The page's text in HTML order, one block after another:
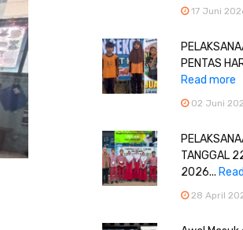
17 Juni
PENTAS
Read more
02 Juni
TANGGAL
2026...
28 April